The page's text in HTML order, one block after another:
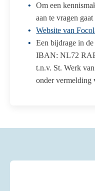
Om een
aan te vragen
Website van
Een bijdrage in
IBAN: NL72
t.n.v. St. Werk
onder vermelding